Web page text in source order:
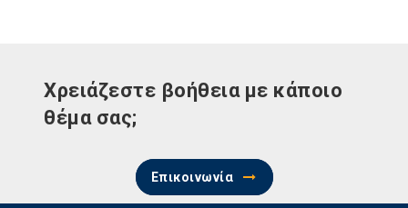
Χρειάζεστε βοήθεια με κάποιο
θέμα σας;
Επικοινωνία